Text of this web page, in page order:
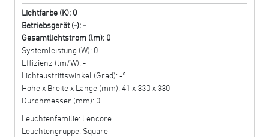
Lichtfarbe (K): 0
Betriebsgerät (-): -
Gesamtlichtstrom (lm): 0
Systemleistung (W): 0
Effizienz (lm/W): -
Lichtaustrittswinkel (Grad): -°
Höhe x Breite x Länge (mm): 41 x 330 x 330
Durchmesser (mm): 0
Leuchtenfamilie: l.encore
Leuchtengruppe: Square